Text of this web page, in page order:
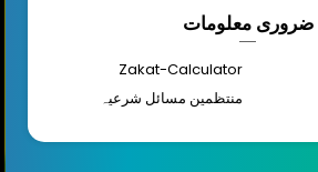
ضروری معلومات
Zakat-Calculator
منتظمین مسائل شرعیہ